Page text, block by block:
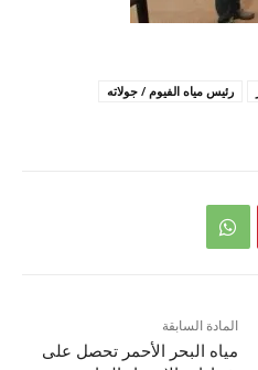
رئيس مياه الفيوم / جولاته
المادة السابقة
مياه البحر الأحمر تحصل على